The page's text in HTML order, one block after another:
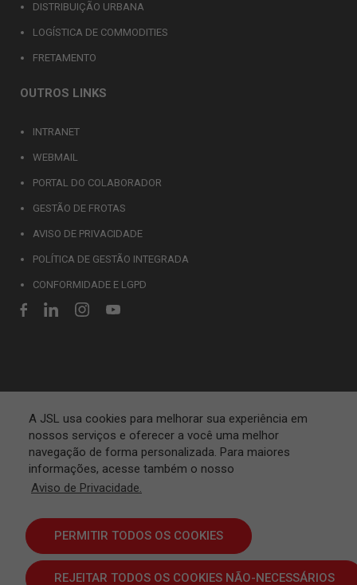
A JSL usa cookies para melhorar sua experiência em
nossos serviços e oferecer a você uma melhor
navegação de forma personalizada. Para maiores
informações, acesse também o nosso
Aviso de Privacidade.
PERMITIR TODOS OS COOKIES
REJEITAR TODOS OS COOKIES NÃO-NECESSÁRIOS
DISTRIBUIÇÃO URBANA
LOGÍSTICA DE COMMODITIES
FRETAMENTO
OUTROS LINKS
INTRANET
WEBMAIL
PORTAL DO COLABORADOR
GESTÃO DE FROTAS
AVISO DE PRIVACIDADE
POLÍTICA DE GESTÃO INTEGRADA
CONFORMIDADE E LGPD